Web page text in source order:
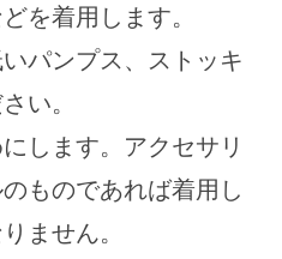
を着用します。
パンプス、ストッキ
い。
します。アクセサリ
ものであれば着用し
ません。